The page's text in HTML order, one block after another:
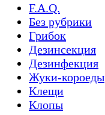
F.A.Q.
Без рубрики
Грибок
Дезинсекция
Дезинфекция
Жуки-короеды
Клещи
Клопы